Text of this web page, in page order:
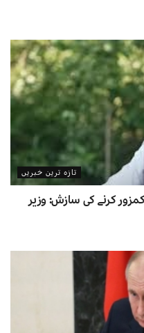
تازہ ترین خبریں
کرنے کی سازش: وزیر